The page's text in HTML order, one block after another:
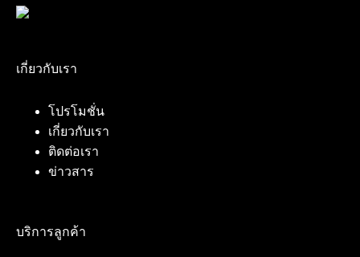
เกี่ยวกับเรา
โปรโมชั่น
เกี่ยวกับเรา
ติดต่อเรา
ข่าวสาร
บริการลูกค้า